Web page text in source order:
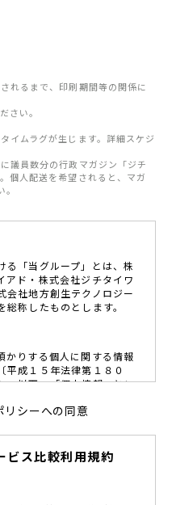
れるまで、印刷期間等の関係に
さい。
イムラグが生じます。詳細スケジ
議員数分の行政マガジン「ジチ
個人配送を希望されると、マガ
「当グループ」とは、株
アド・株式会社ジチタイワ
会社地方創生テクノロジー
称したものとします。
かりする個人に関する情報
平成１５年法律第１８０
、以下、「個人情報」とい
あると考えております。
報保護の重要性の認識と取
人情報の適切な取り扱い
リシーへの同意
ビス比較利用規約